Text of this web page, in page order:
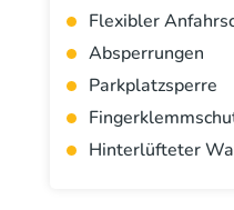
Flexibler
Absperrungen
Parkplatzsperre
Hinterlüfteter